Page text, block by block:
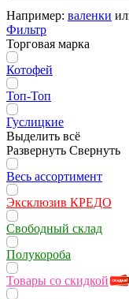
Например: валенки
Фильтр
Торговая марка
Котофей
Топ-Топ
Гуслицкие
Выделить всё
Развернуть Свернуть
Весь ассортимент
Эксклюзив КРЕДО
Свободный склад
Полукороба
Товары со скидкой